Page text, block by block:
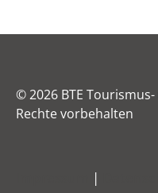
© 2026 BTE
Rechte vorbehalten
|